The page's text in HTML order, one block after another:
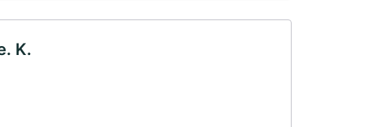
K.